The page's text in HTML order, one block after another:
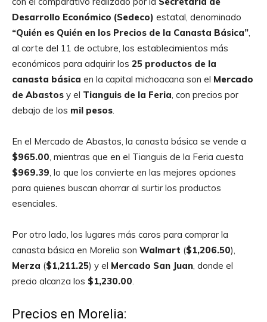
Desarrollo Económico (Sedeco) estatal, denominado
“Quién es Quién en los Precios de la Canasta Básica”,
al corte del 11 de octubre, los establecimientos más
económicos para adquirir los 25 productos de la
canasta básica en la capital michoacana son el Mercado
de Abastos y el Tianguis de la Feria, con precios por
debajo de los mil pesos.
En el Mercado de Abastos, la canasta básica se vende a
$965.00, mientras que en el Tianguis de la Feria cuesta
$969.39, lo que los convierte en las mejores opciones
para quienes buscan ahorrar al surtir los productos
esenciales.
Por otro lado, los lugares más caros para comprar la
canasta básica en Morelia son Walmart ($1,206.50),
Merza ($1,211.25) y el Mercado San Juan, donde el
precio alcanza los $1,230.00.
Precios en Morelia: